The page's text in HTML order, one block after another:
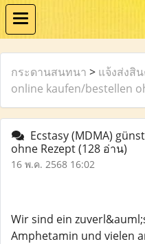
กระดานสนทนา > แจ้งส่งสิ
online kaufen/bestellen
Ecstasy (MDMA)
ohne Rezept(128 อ่าน)
16 พ.ค. 2568 16:02
Wir sind ein
Amphetamin und vielen